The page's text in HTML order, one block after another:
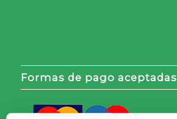
Formas de pago aceptadas